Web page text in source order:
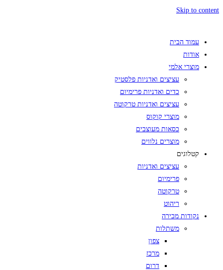
Skip to content
עמוד הבית
אודות
מוצרי אלמי
עציצים ואדניות פלסטיק
כדים ואדניות פרימיום
עציצים ואדניות טרקוטה
מוצרי קוקוס
כסאות מעוצבים
מוצרים נלווים
קטלוגים
עציצים ואדניות
פרימיום
טרקוטה
ריהוט
נקודות מכירה
משתלות
צפון
מרכז
דרום